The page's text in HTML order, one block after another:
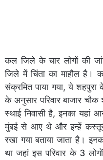
कल जिले के चार लोगों की
जिले में चिंता का माहौल है।
संक्रमित पाया गया, ये शहपुरा
के अनुसार परिवार बाजार
स्थाई निवासी है, इनका यहां
मुंबई से आए थे और इन्हें कस्तूरी
रखा गया बताया जाता है।
था जहां इस परिवार के 3 लोगों